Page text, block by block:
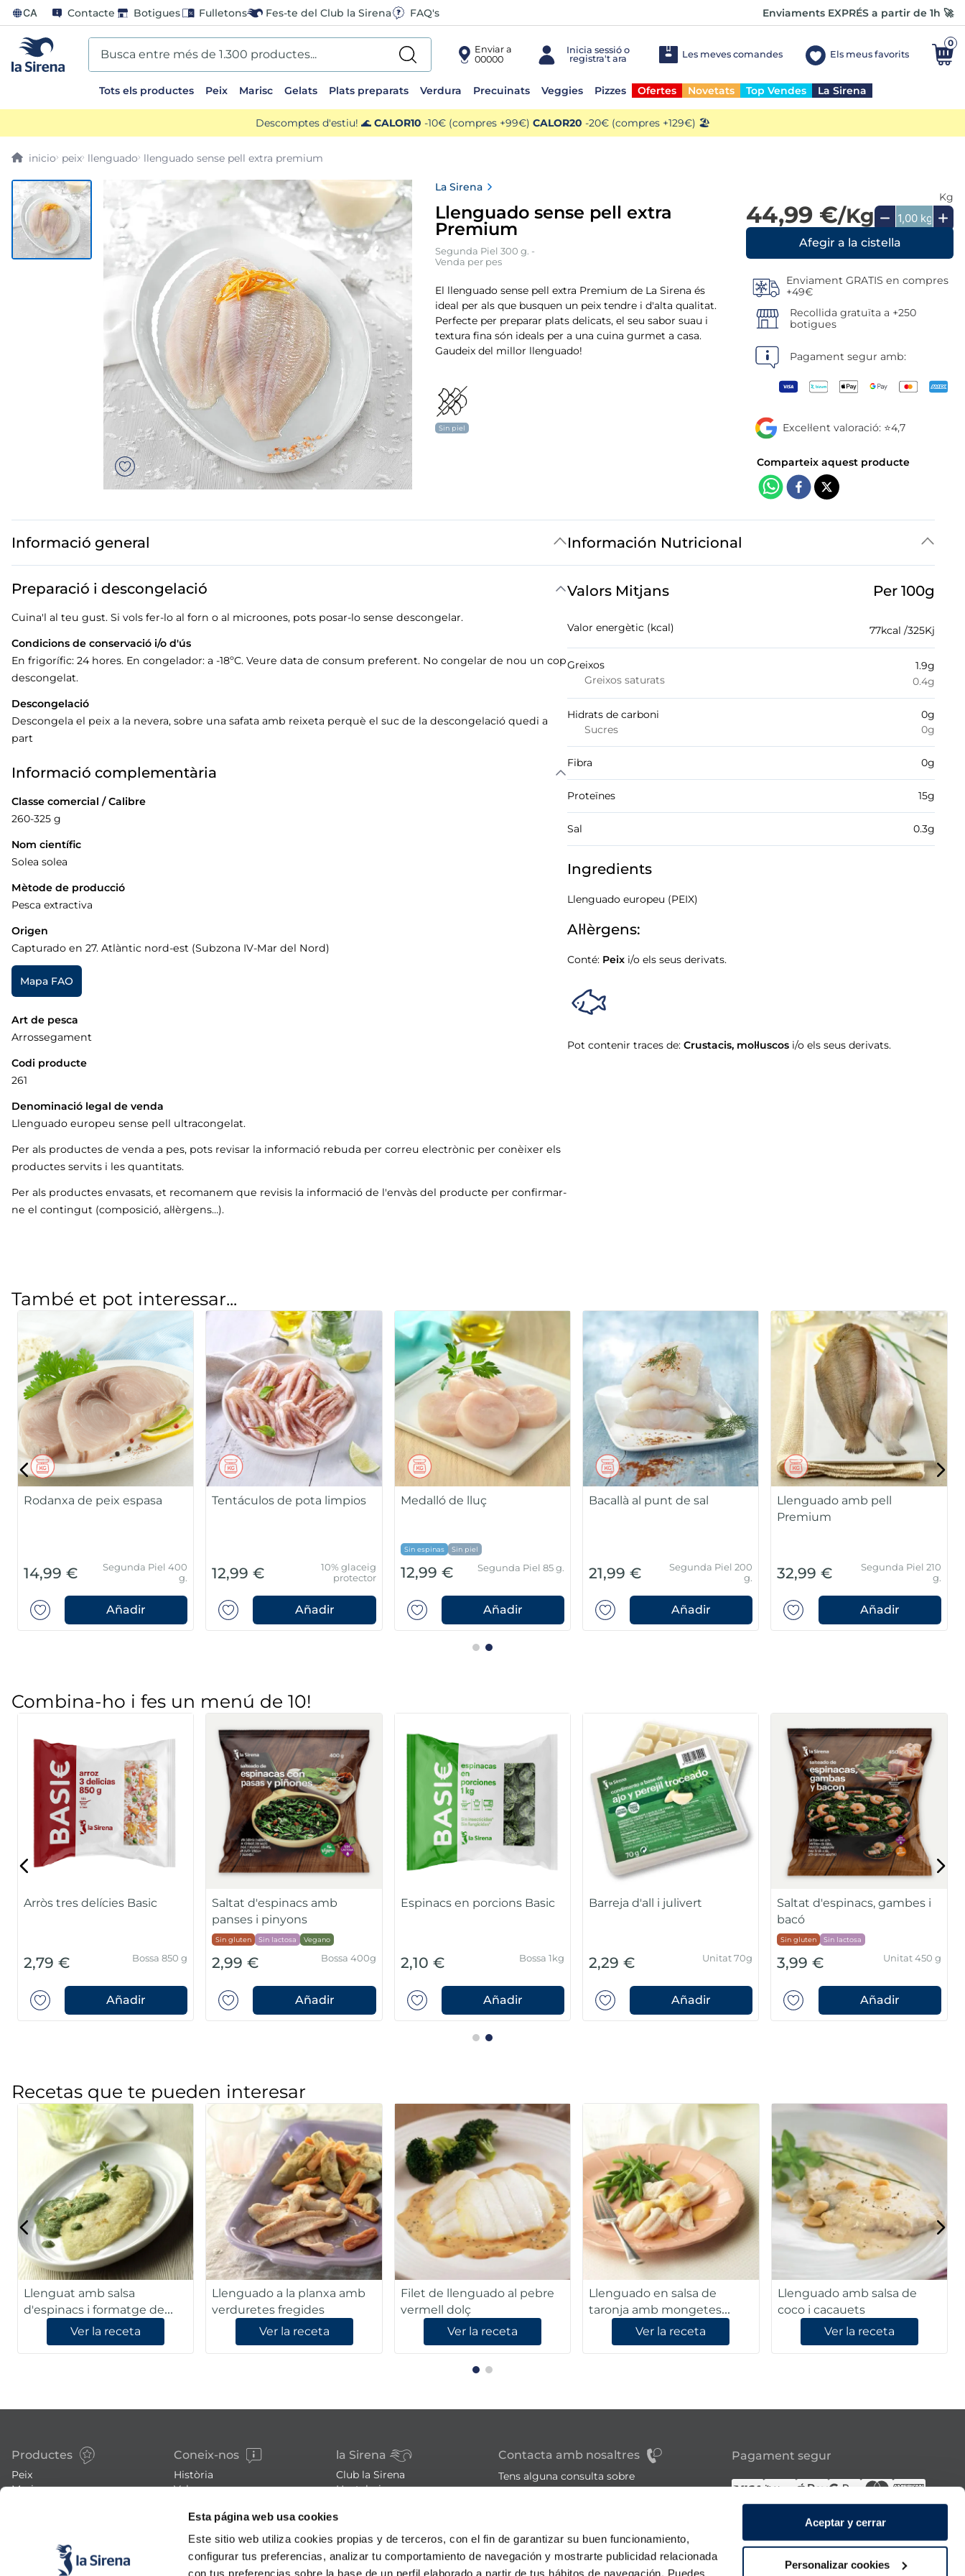
Esta página web usa cookies
Este sitio web utiliza cookies propias y de terceros, con el fin de garantizar su buen funcionamiento,
configurar tus preferencias, analizar tu comportamiento de navegación y mostrarte publicidad relacionada
con tus preferencias sobre la base de un perfil elaborado a partir de tus hábitos de navegación. Puedes
Aceptar y cerrar
Personalizar cookies
CA Contacte Botigues Fulletons Fes-te del Club la Sirena FAQ's Enviaments EXPRÉS a partir de 1h 🚀
Busca entre més de 1.300 productes...
Enviar a
00000
Les meves comandes Els meus favorits
0
Tots els productes Peix Marisc Gelats Plats preparats Verdura Precuinats Veggies Pizzes Ofertes Novetats Top Vendes La Sirena
Descomptes d'estiu! 🌊 CALOR10 -10€ (compres +99€) CALOR20 -20€ (compres +129€) 🏖️
peix llenguado llenguado sense pell extra premium
La Sirena
Llenguado sense pell extra
Premium
Segunda Piel 300 g. -
Venda per pes
El llenguado sense pell extra Premium de La Sirena és
ideal per als que busquen un peix tendre i d'alta qualitat.
Perfecte per preparar plats delicats, el seu sabor suau i
textura fina són ideals per a una cuina gurmet a casa.
Gaudeix del millor llenguado!
Sin piel
44,99 €/Kg
Kg
Enviament GRATIS en compres
+49€
Recollida gratuïta a +250
botigues
Pagament segur amb:
Excel·lent valoració: ⭐4,7
Informació general
Preparació i descongelació
Cuina'l al teu gust. Si vols fer-lo al forn o al microones, pots posar-lo sense descongelar.
Condicions de conservació i/o d'ús
En frigorífic: 24 hores. En congelador: a -18ºC. Veure data de consum preferent. No congelar de nou un cop
descongelat.
Descongelació
Descongela el peix a la nevera, sobre una safata amb reixeta perquè el suc de la descongelació quedi a
part
Informació complementària
Classe comercial / Calibre
260-325 g
Nom científic
Solea solea
Mètode de producció
Pesca extractiva
Origen
Capturado en 27. Atlàntic nord-est (Subzona IV-Mar del Nord)
Mapa FAO
Art de pesca
Arrossegament
Codi producte
261
Denominació legal de venda
Llenguado europeu sense pell ultracongelat.
Per als productes de venda a pes, pots revisar la informació rebuda per correu electrònic per conèixer els
productes servits i les quantitats.
Per als productes envasats, et recomanem que revisis la informació de l'envàs del producte per confirmar-
ne el contingut (composició, al·lèrgens…).
Información Nutricional
Valors Mitjans Per 100g
Valor energètic (kcal) 77kcal /325Kj
Greixos
Greixos saturats
1.9g
0.4g
Hidrats de carboni
Sucres
0g
0g
Fibra 0g
Proteïnes 15g
Sal 0.3g
Ingredients
Llenguado europeu (PEIX)
Al·lèrgens:
Conté: Peix i/o els seus derivats.
Pot contenir traces de: Crustacis, mol·luscos i/o els seus derivats.
També et pot interessar...
Rodanxa de peix espasa
14,99 €
Segunda Piel 400
g.
Añadir
Tentáculos de pota limpios
12,99 €
10% glaceig
protector
Añadir
Medalló de lluç
Sin espinas Sin piel
12,99 € Segunda Piel 85 g.
Añadir
Bacallà al punt de sal
21,99 €
Segunda Piel 200
g.
Añadir
Llenguado amb pell
Premium
32,99 €
Segunda Piel 210
g.
Añadir
Combina-ho i fes un menú de 10!
Arròs tres delícies Basic
2,79 € Bossa 850 g
Añadir
Saltat d'espinacs amb
panses i pinyons
Sin gluten Sin lactosa Vegano
2,99 € Bossa 400g
Añadir
Espinacs en porcions Basic
2,10 € Bossa 1kg
Añadir
Barreja d'all i julivert
2,29 € Unitat 70g
Añadir
Saltat d'espinacs, gambes i
bacó
Sin gluten Sin lactosa
3,99 € Unitat 450 g
Añadir
Recetas que te pueden interesar
Llenguat amb salsa
d'espinacs i formatge de
Ver la receta
Llenguado a la planxa amb
verduretes fregides
Ver la receta
Filet de llenguado al pebre
vermell dolç
Ver la receta
Llenguado en salsa de
taronja amb mongetes
Ver la receta
Llenguado amb salsa de
coco i cacauets
Ver la receta
Productes
Peix
Marisc
Gelats i postres
Coneix-nos
Història
Valors
Treballa amb nosaltres
Blog
Esdeveniments
FAQs (preguntes freqüents)
la Sirena
Club la Sirena
Hosteleria
Botigues
Avís legal
Política de privacitat
Condicions de compra
Contacta amb nosaltres
Tens alguna consulta sobre
900 21 06 21
De dilluns a dissabte de 9:00 a 21:00h.
Pagament segur